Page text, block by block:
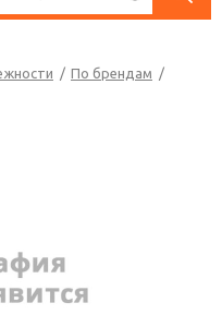
/ По брендам /